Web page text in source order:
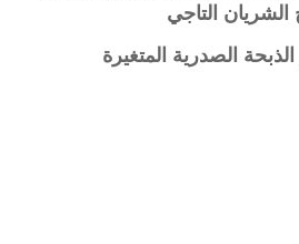
الشريان التاجي
الذبحة الصدرية المتغيرة